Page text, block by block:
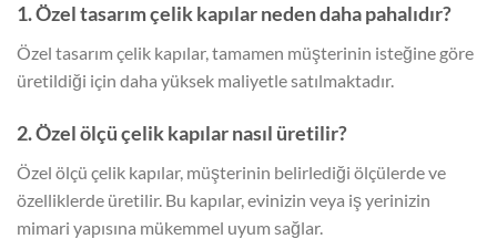
1. Özel tasarım çelik kapılar neden daha pahalıdır?
Özel tasarım çelik kapılar, tamamen müşterinin isteğine göre
üretildiği için daha yüksek maliyetle satılmaktadır.
2. Özel ölçü çelik kapılar nasıl üretilir?
Özel ölçü çelik kapılar, müşterinin belirlediği ölçülerde ve
özelliklerde üretilir. Bu kapılar, evinizin veya iş yerinizin
mimari yapısına mükemmel uyum sağlar.